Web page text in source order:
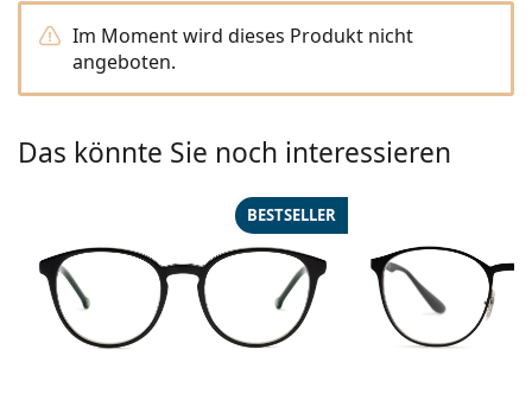
Persol
Prada
Alle Marken
Im Moment wird dieses Produkt nicht
angeboten.
Das könnte Sie noch interessieren
BESTSELLER